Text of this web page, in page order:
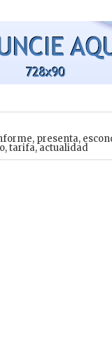
, presenta,
,tarifa,actualidad